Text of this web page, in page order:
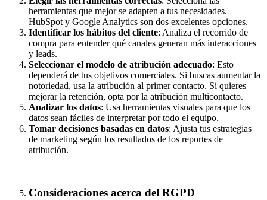
herramientas que mejor se adapten a tus necesidades.
HubSpot y Google Analytics son dos excelentes opciones.
Identificar los hábitos del cliente: Analiza el recorrido de
compra para entender qué canales generan más interacciones
y leads.
Seleccionar el modelo de atribución adecuado: Esto
dependerá de tus objetivos comerciales. Si buscas aumentar la
notoriedad, usa la atribución al primer contacto. Si quieres
mejorar la retención, opta por la atribución multicontacto.
Analizar los datos: Usa herramientas visuales para que los
datos sean fáciles de interpretar por todo el equipo.
Tomar decisiones basadas en datos: Ajusta tus estrategias
de marketing según los resultados de los reportes de
atribución.
Consideraciones acerca del RGPD